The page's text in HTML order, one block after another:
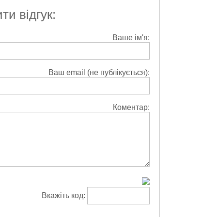
відгук:
Ваше ім'я:
Ваш email (не публікується):
Коментар:
Вкажіть код: